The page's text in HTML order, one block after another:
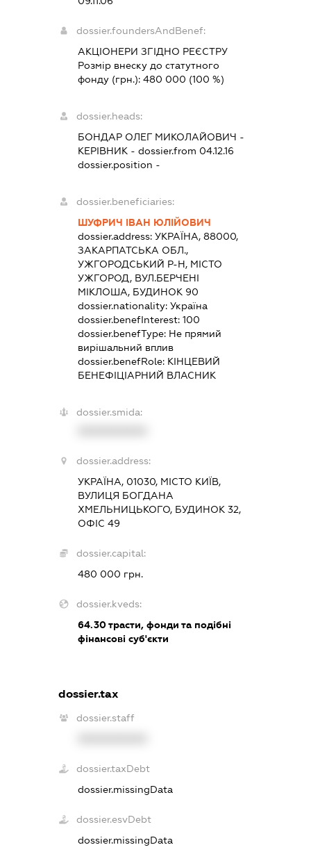
dossier.foundersAndBenef:
АКЦІОНЕРИ ЗГІДНО РЕЄСТРУ
Розмір внеску до статутного
фонду (грн.): 480 000 (100 %)
dossier.heads:
БОНДАР ОЛЕГ МИКОЛАЙОВИЧ -
КЕРІВНИК- dossier.from 04.12.16
dossier.position -
dossier.beneficiaries:
ШУФРИЧ ІВАН ЮЛІЙОВИЧ
dossier.address: УКРАЇНА, 88000,
ЗАКАРПАТСЬКА ОБЛ.,
УЖГОРОДСЬКИЙ Р-Н, МІСТО
УЖГОРОД, ВУЛ.БЕРЧЕНІ
МІКЛОША, БУДИНОК 90
dossier.nationality: Україна
dossier.benefInterest: 100
dossier.benefType: Не прямий
вирішальний вплив
dossier.benefRole: КІНЦЕВИЙ
БЕНЕФІЦІАРНИЙ ВЛАСНИК
dossier.smida:
dossier.address:
УКРАЇНА, 01030, МІСТО КИЇВ,
ВУЛИЦЯ БОГДАНА
ХМЕЛЬНИЦЬКОГО, БУДИНОК 32,
ОФІС 49
dossier.capital:
480 000 грн.
dossier.kveds:
64.30трасти, фонди та подібні
фінансові суб'єкти
dossier.tax
dossier.staff
dossier.taxDebt
dossier.missingData
dossier.esvDebt
dossier.missingData